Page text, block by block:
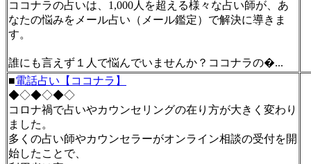
ココナラの占いは、1,000人を超える様々な占い師が、あ
なたの悩みをメール占い（メール鑑定）で解決に導きま
す。
誰にも言えず１人で悩んでいませんか？ココナラの�...
■電話占い【ココナラ】
◆◇◆◇◆◇
コロナ禍で占いやカウンセリングの在り方が大きく変わり
ました。
多くの占い師やカウンセラーがオンライン相談の受付を開
始したことで、